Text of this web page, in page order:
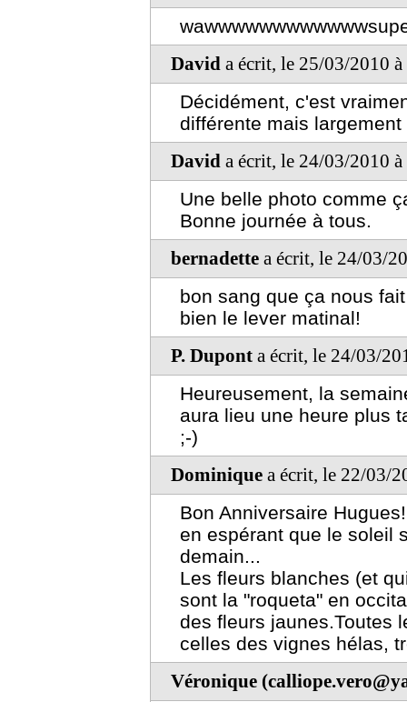
David a écrit, le 25/03/2010
Décidément, c'est
différente mais
David a écrit, le 24/03/2010
Une belle photo comme
Bonne journée à tous.
bernadette a écrit, le 24/03/
bon sang que ça nous
bien le lever matinal!
P. Dupont a écrit, le 24/03/
Heureusement, la
aura lieu une heure plus
;-)
Dominique a écrit, le 22/03/
Bon Anniversaire
en espérant que le soleil
demain...
Les fleurs blanches (et
sont la "roqueta" en
des fleurs jaunes.Toutes
celles des vignes hélas,
Véronique